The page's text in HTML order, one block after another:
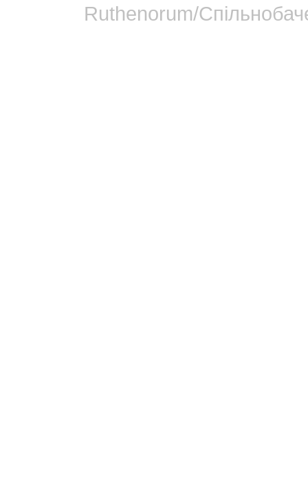
Ruthenorum/